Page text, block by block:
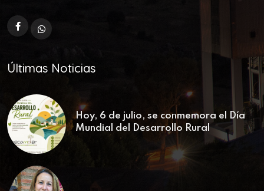
Últimas Noticias
Hoy, 6 de julio, se conmemora el Día
Mundial del Desarrollo Rural